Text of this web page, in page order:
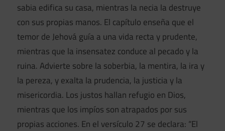
sabia edifica su casa, mientras la necia la destruye
con sus propias manos. El capítulo enseña que el
temor de Jehová guía a una vida recta y prudente,
mientras que la insensatez conduce al pecado y la
ruina. Advierte sobre la soberbia, la mentira, la ira y
la pereza, y exalta la prudencia, la justicia y la
misericordia. Los justos hallan refugio en Dios,
mientras que los impíos son atrapados por sus
propias acciones. En el versículo 27 se declara: “El